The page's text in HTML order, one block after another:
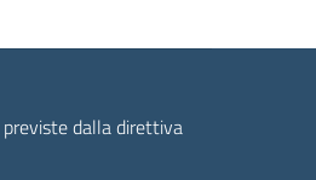
dalla direttiva